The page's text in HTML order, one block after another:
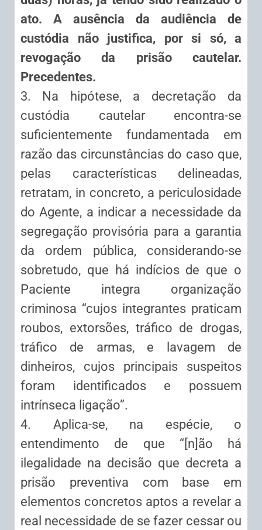
ato. A ausência da audiência de
custódia não justifica, por si só, a
revogação da prisão cautelar.
Precedentes.
3. Na hipótese, a decretação da
custódia cautelar encontra-se
suficientemente fundamentada em
razão das circunstâncias do caso que,
pelas características delineadas,
retratam, in concreto, a periculosidade
do Agente, a indicar a necessidade da
segregação provisória para a garantia
da ordem pública, considerando-se
sobretudo, que há indícios de que o
Paciente integra organização
criminosa “cujos integrantes praticam
roubos, extorsões, tráfico de drogas,
tráfico de armas, e lavagem de
dinheiros, cujos principais suspeitos
foram identificados e possuem
intrínseca ligação”.
4. Aplica-se, na espécie, o
entendimento de que “[n]ão há
ilegalidade na decisão que decreta a
prisão preventiva com base em
elementos concretos aptos a revelar a
real necessidade de se fazer cessar ou